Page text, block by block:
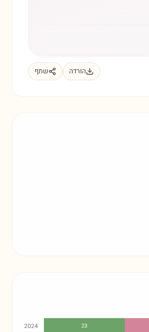
הורדה שתף
2024
23